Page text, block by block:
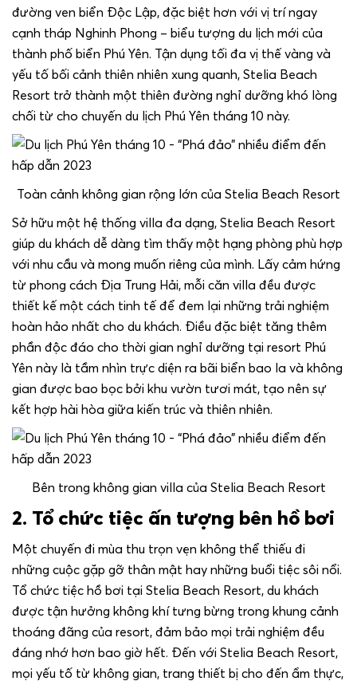
đường ven biển Độc Lập, đặc biệt hơn với vị trí ngay
cạnh tháp Nghinh Phong – biểu tượng du lịch mới của
thành phố biển Phú Yên. Tận dụng tối đa vị thế vàng và
yếu tố bối cảnh thiên nhiên xung quanh, Stelia Beach
Resort trở thành một thiên đường nghỉ dưỡng khó lòng
chối từ cho chuyến du lịch Phú Yên tháng 10 này.
Toàn cảnh không gian rộng lớn của Stelia Beach Resort
Sở hữu một hệ thống villa đa dạng, Stelia Beach Resort
giúp du khách dễ dàng tìm thấy một hạng phòng phù hợp
với nhu cầu và mong muốn riêng của mình. Lấy cảm hứng
từ phong cách Địa Trung Hải, mỗi căn villa đều được
thiết kế một cách tinh tế để đem lại những trải nghiệm
hoàn hảo nhất cho du khách. Điều đặc biệt tăng thêm
phần độc đáo cho thời gian nghỉ dưỡng tại resort Phú
Yên này là tầm nhìn trực diện ra bãi biển bao la và không
gian được bao bọc bởi khu vườn tươi mát, tạo nên sự
kết hợp hài hòa giữa kiến trúc và thiên nhiên.
Bên trong không gian villa của Stelia Beach Resort
2. Tổ chức tiệc ấn tượng bên hồ bơi
Một chuyến đi mùa thu trọn vẹn không thể thiếu đi
những cuộc gặp gỡ thân mật hay những buổi tiệc sôi nổi.
Tổ chức tiệc hồ bơi tại Stelia Beach Resort, du khách
được tận hưởng không khí tưng bừng trong khung cảnh
thoáng đãng của resort, đảm bảo mọi trải nghiệm đều
đáng nhớ hơn bao giờ hết. Đến với Stelia Beach Resort,
mọi yếu tố từ không gian, trang thiết bị cho đến ẩm thực,